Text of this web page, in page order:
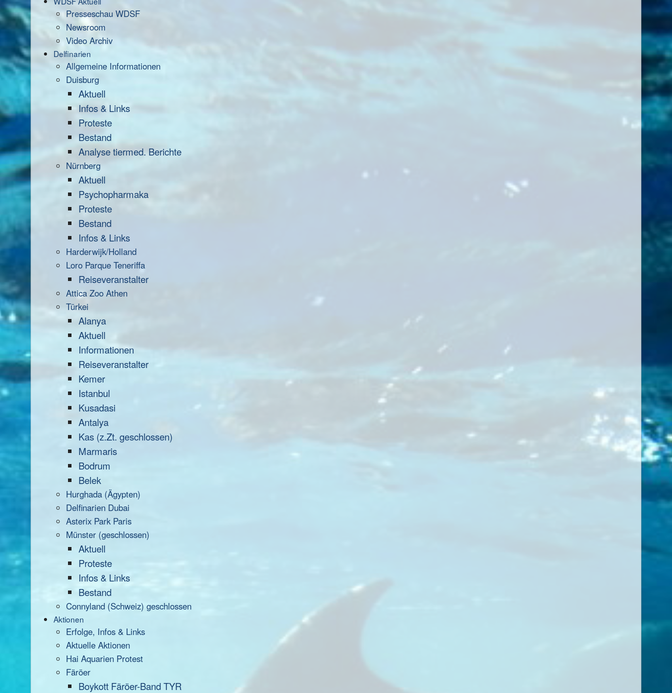
Presseschau WDSF
Newsroom
Video Archiv
Delfinarien
Allgemeine Informationen
Duisburg
Aktuell
Infos & Links
Proteste
Bestand
Analyse tiermed. Berichte
Nürnberg
Aktuell
Psychopharmaka
Proteste
Bestand
Infos & Links
Harderwijk/Holland
Loro Parque Teneriffa
Reiseveranstalter
Attica Zoo Athen
Türkei
Alanya
Aktuell
Informationen
Reiseveranstalter
Kemer
Istanbul
Kusadasi
Antalya
Kas (z.Zt. geschlossen)
Marmaris
Bodrum
Belek
Hurghada (Ägypten)
Delfinarien Dubai
Asterix Park Paris
Münster (geschlossen)
Aktuell
Proteste
Infos & Links
Bestand
Connyland (Schweiz) geschlossen
Aktionen
Erfolge, Infos & Links
Aktuelle Aktionen
Hai Aquarien Protest
Färöer
Boykott Färöer-Band TYR